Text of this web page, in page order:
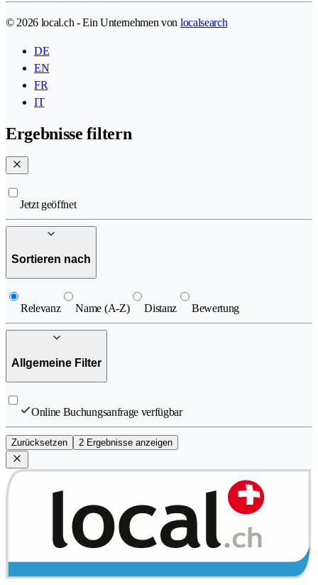
© 2026 local.ch - Ein Unternehmen von localsearch
DE
EN
FR
IT
Ergebnisse filtern
Jetzt geöffnet
Sortieren nach
Relevanz Name (A-Z) Distanz Bewertung
Allgemeine Filter
Online Buchungsanfrage verfügbar
Zurücksetzen 2 Ergebnisse anzeigen